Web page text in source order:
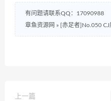
有问题请联系QQ：17090988
章鱼资源网 » [赤足者]No.050
上一篇